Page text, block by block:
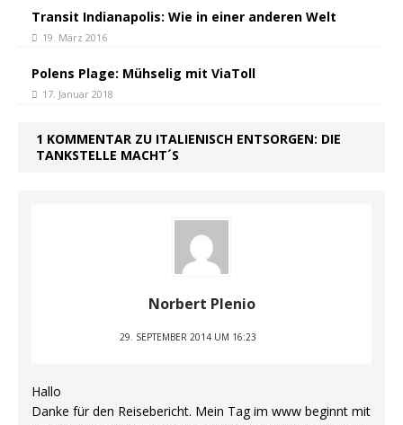
Transit Indianapolis: Wie in einer anderen Welt
19. März 2016
Polens Plage: Mühselig mit ViaToll
17. Januar 2018
1 KOMMENTAR ZU ITALIENISCH ENTSORGEN: DIE
TANKSTELLE MACHT´S
Norbert Plenio
29. SEPTEMBER 2014 UM 16:23
Hallo
Danke für den Reisebericht. Mein Tag im www beginnt mit